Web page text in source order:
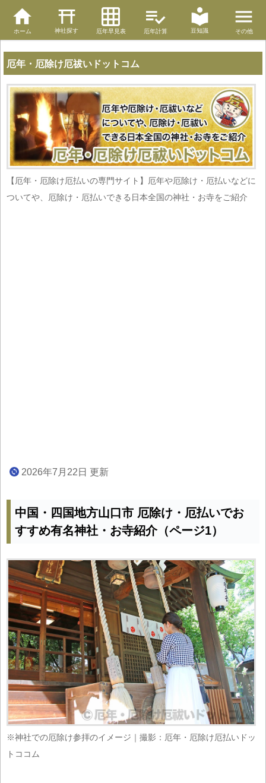
ホーム 神社探す 厄年早見表 厄年計算 豆知識 その他
厄年・厄除け厄祓いドットコム
【厄年・厄除け厄払いの専門サイト】厄年や厄除け・厄払いなどに
ついてや、厄除け・厄払いできる日本全国の神社・お寺をご紹介
2026年7月22日 更新
中国・四国地方山口市 厄除け・厄払いでお
すすめ有名神社・お寺紹介（ページ1）
※神社での厄除け参拝のイメージ｜撮影：厄年・厄除け厄払いドッ
トココム